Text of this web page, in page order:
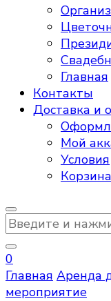
Главная
Контакты
Доставка и
Мой
Условия
Корзина
Ищите
что-
то?
0
Главная Аренда
мероприятие